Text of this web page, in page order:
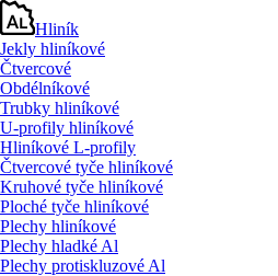
Hliník
Jekly hliníkové
Čtvercové
Obdélníkové
Trubky hliníkové
U-profily hliníkové
Hliníkové L-profily
Čtvercové tyče hliníkové
Kruhové tyče hliníkové
Ploché tyče hliníkové
Plechy hliníkové
Plechy hladké Al
Plechy protiskluzové Al